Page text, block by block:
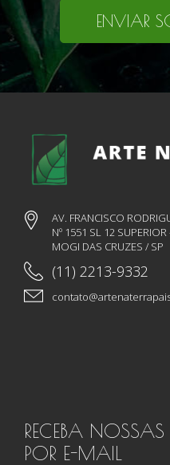
ENVIAR
AV. FRANCISCO
Nº 1551 SL 12
MOGI DAS CRUZES / SP
(11) 2213-9332
RECEBA
POR E-MAIL